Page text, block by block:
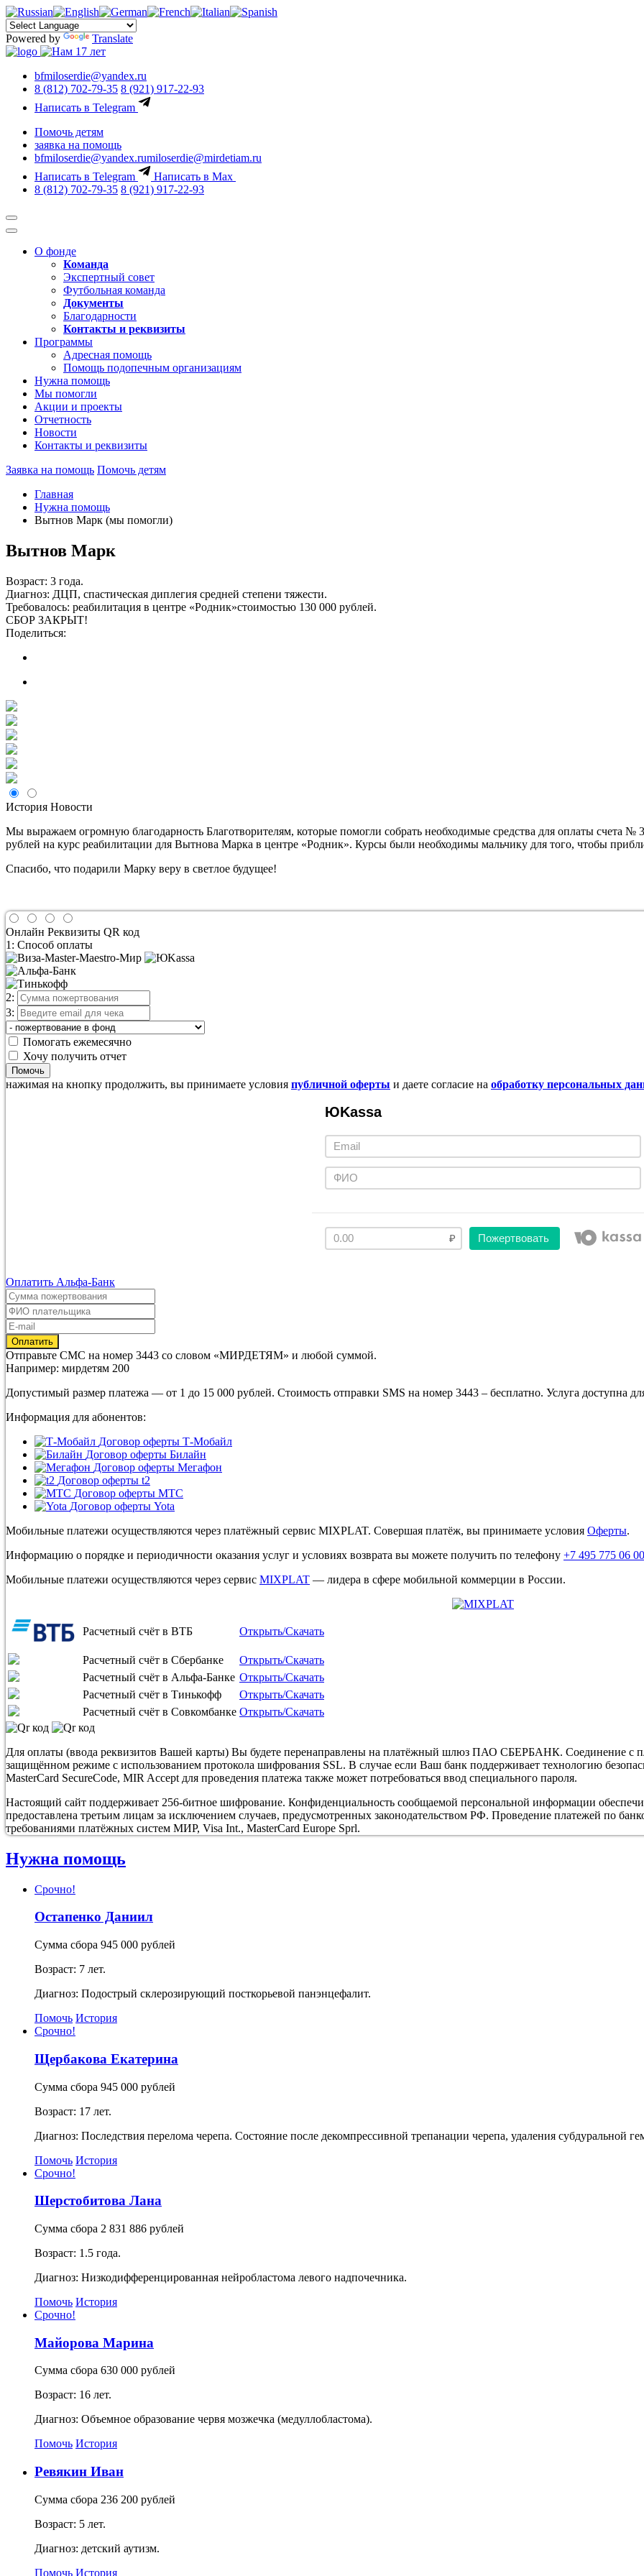
Powered by Translate
bfmiloserdie@yandex.ru
8 (812) 702-79-35 8 (921) 917-22-93
Написать в Telegram
Помочь детям
заявка на помощь
bfmiloserdie@yandex.rumiloserdie@mirdetiam.ru
Написать в Telegram
Написать в Max
8 (812) 702-79-35 8 (921) 917-22-93
О фонде
Команда
Экспертный совет
Футбольная команда
Документы
Благодарности
Контакты и реквизиты
Программы
Адресная помощь
Помощь подопечным организациям
Нужна помощь
Мы помогли
Акции и проекты
Отчетность
Новости
Контакты и реквизиты
Заявка на помощь Помочь детям
Главная
Нужна помощь
Вытнов Марк (мы помогли)
Вытнов Марк
Возраст: 3 года.
Диагноз: ДЦП, спастическая диплегия средней степени тяжести.
Требовалось: реабилитация в центре «Родник»стоимостью 130 000 рублей.
СБОР ЗАКРЫТ!
Поделиться:
История Новости
Мы выражаем огромную благодарность Благотворителям, которые помогли собрать необходимые средства для оплаты счета №
рублей на курс реабилитации для Вытнова Марка в центре «Родник». Курсы были необходимы мальчику для того, чтобы
Спасибо, что подарили Марку веру в светлое будущее!
Онлайн Реквизиты QR код
1: Способ оплаты
2:
3:
Помогать ежемесячно
Хочу получить отчет
Помочь
нажимая на кнопку продолжить, вы принимаете условия публичной оферты и даете согласие на обработку персональных
ЮKassa
Пожертвовать
Оплатить Альфа-Банк
Отправьте СМС на номер 3443 со словом «МИРДЕТЯМ» и любой суммой.
Например: мирдетям 200
Допустимый размер платежа — от 1 до 15 000 рублей. Стоимость отправки SMS на номер 3443 – бесплатно. Услуга
Информация для абонентов:
Договор оферты Т-Мобайл
Договор оферты Билайн
Договор оферты Мегафон
Договор оферты t2
Договор оферты МТС
Договор оферты Yota
Мобильные платежи осуществляются через платёжный сервис MIXPLAT. Совершая платёж, вы принимаете условия Оферты.
Информацию о порядке и периодичности оказания услуг и условиях возврата вы можете получить по телефону +7 495 775 06 00
Мобильные платежи осуществляются через сервис MIXPLAT — лидера в сфере мобильной коммерции в России.
Расчетный счёт в ВТБ Открыть/Скачать
Расчетный счёт в Сбербанке
Открыть/Скачать
Расчетный счёт в Альфа-Банке Открыть/Скачать
Расчетный счёт в Тинькофф
Открыть/Скачать
Расчетный счёт в Совкомбанке Открыть/Скачать
Для оплаты (ввода реквизитов Вашей карты) Вы будете перенаправлены на платёжный шлюз ПАО СБЕРБАНК. Соединение с
защищённом режиме с использованием протокола шифрования SSL. В случае если Ваш банк поддерживает технологию
MasterCard SecureCode, MIR Accept для проведения платежа также может потребоваться ввод специального пароля.
Настоящий сайт поддерживает 256-битное шифрование. Конфиденциальность сообщаемой персональной информации
предоставлена третьим лицам за исключением случаев, предусмотренных законодательством РФ. Проведение платежей по
требованиями платёжных систем МИР, Visa Int., MasterCard Europe Sprl.
Нужна помощь
Срочно!
Остапенко Даниил
Сумма сбора 945 000 рублей
Возраст: 7 лет.
Диагноз: Подострый склерозирующий посткорьевой панэнцефалит.
Помочь История
Срочно!
Щербакова Екатерина
Сумма сбора 945 000 рублей
Возраст: 17 лет.
Диагноз: Последствия перелома черепа. Состояние после декомпрессивной трепанации черепа, удаления субдуральной
Помочь История
Срочно!
Шерстобитова Лана
Сумма сбора 2 831 886 рублей
Возраст: 1.5 года.
Диагноз: Низкодифференцированная нейробластома левого надпочечника.
Помочь История
Срочно!
Майорова Марина
Сумма сбора 630 000 рублей
Возраст: 16 лет.
Диагноз: Объемное образование червя мозжечка (медуллобластома).
Помочь История
Ревякин Иван
Сумма сбора 236 200 рублей
Возраст: 5 лет.
Диагноз: детский аутизм.
Помочь История